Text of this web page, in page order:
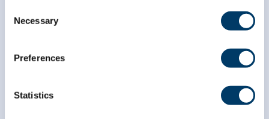
Selection
Necessary
Preferences
Statistics
Courriel